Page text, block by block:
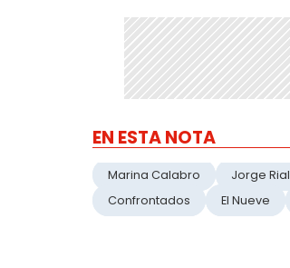
EN ESTA NOTA
Marina Calabro Jorge Rial
Confrontados
El Nueve